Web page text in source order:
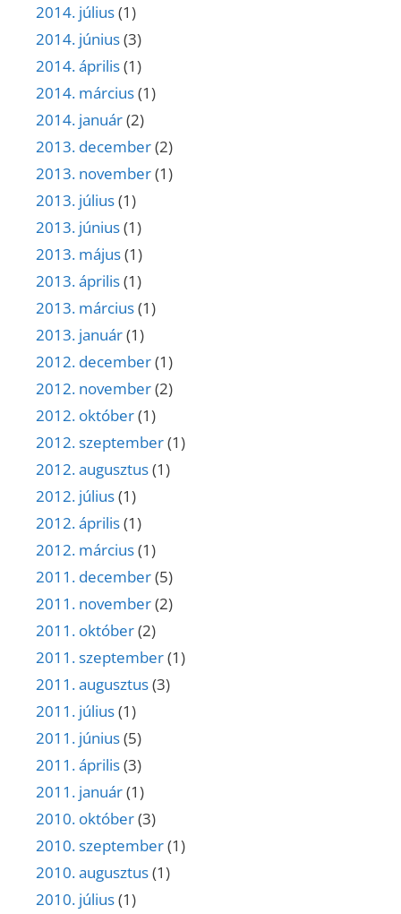
2014. július(1)
2014. június(3)
2014. április(1)
2014. március(1)
2014. január(2)
2013. december(2)
2013. november(1)
2013. július(1)
2013. június(1)
2013. május(1)
2013. április(1)
2013. március(1)
2013. január(1)
2012. december(1)
2012. november(2)
2012. október(1)
2012. szeptember(1)
2012. augusztus(1)
2012. július(1)
2012. április(1)
2012. március(1)
2011. december(5)
2011. november(2)
2011. október(2)
2011. szeptember(1)
2011. augusztus(3)
2011. július(1)
2011. június(5)
2011. április(3)
2011. január(1)
2010. október(3)
2010. szeptember(1)
2010. augusztus(1)
2010. július(1)